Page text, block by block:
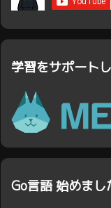
学習をサポート
Go言語 始めまし